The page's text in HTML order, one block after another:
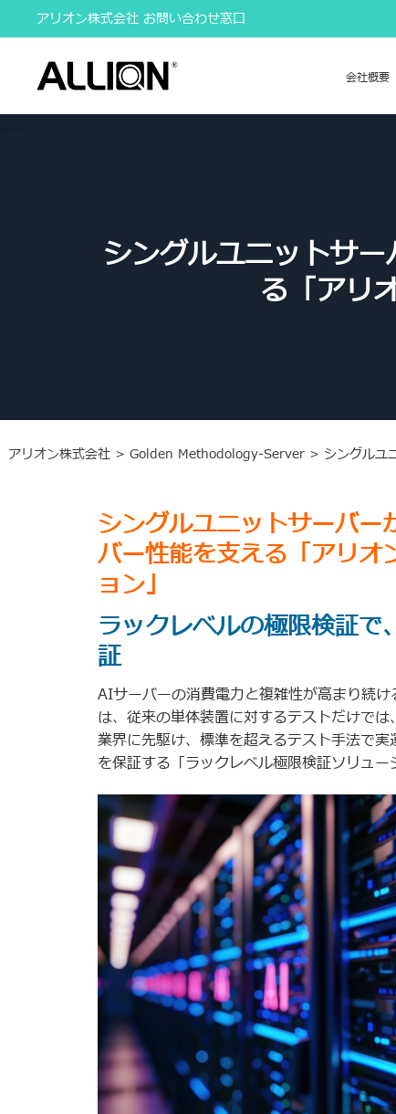
to
content
アリオン株式会社 お問い合わせ窓口
会社概要
シングルユニットサ
る「アリ
アリオン株式会社> Golden Methodology-Server> シングルユ
シングルユニットサーバ
バー性能を支える「アリオ
ョン」
ラックレベルの極限検証
証
AIサーバーの消費電力と複雑性が高まり続
は、従来の単体装置に対するテストだけで
業界に先駆け、標準を超えるテスト手法で
を保証する「ラックレベル極限検証ソリュー